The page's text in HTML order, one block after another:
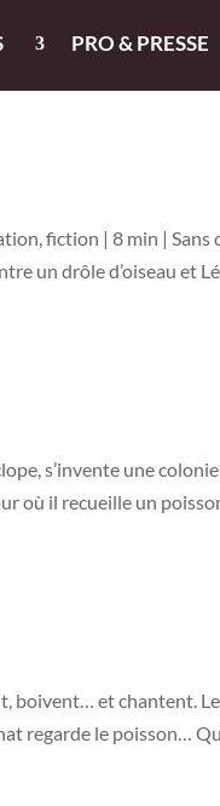
PRO & PRESSE
fiction | 8 min | Sans
un drôle d’oiseau et
s’invente une
où il recueille un
boivent… et chantent.
regarde le poisson…